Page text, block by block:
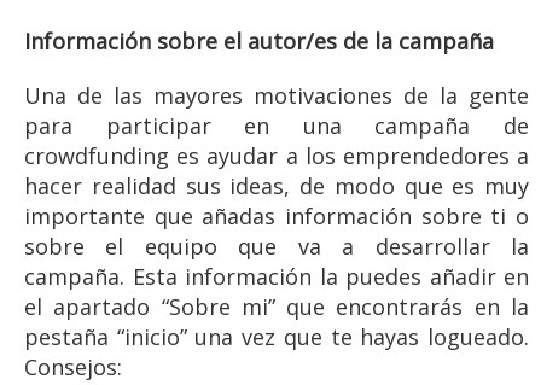
Información sobre el autor/es de la campaña
Una de las mayores motivaciones de la gente
para participar en una campaña de
crowdfunding es ayudar a los emprendedores a
hacer realidad sus ideas, de modo que es muy
importante que añadas información sobre ti o
sobre el equipo que va a desarrollar la
campaña. Esta información la puedes añadir en
el apartado “Sobre mi” que encontrarás en la
pestaña “inicio” una vez que te hayas logueado.
Consejos: